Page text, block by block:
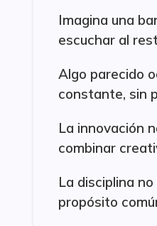
Imagina una
escuchar al
Algo parecido
constante, sin
La innovación
combinar
La disciplina
propósito